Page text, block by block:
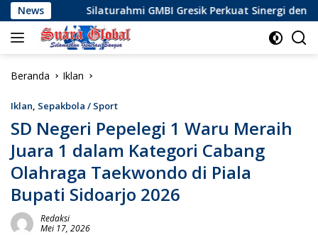
Langsung
ke
konten
News
Silaturahmi GMBI Gresik Perkuat Sinergi dengan
Beranda Iklan
Iklan, Sepakbola / Sport
SD Negeri Pepelegi 1 Waru Meraih
Juara 1 dalam Kategori Cabang
Olahraga Taekwondo di Piala
Bupati Sidoarjo 2026
Redaksi
Mei 17, 2026